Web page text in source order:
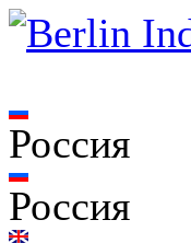
Россия
Россия